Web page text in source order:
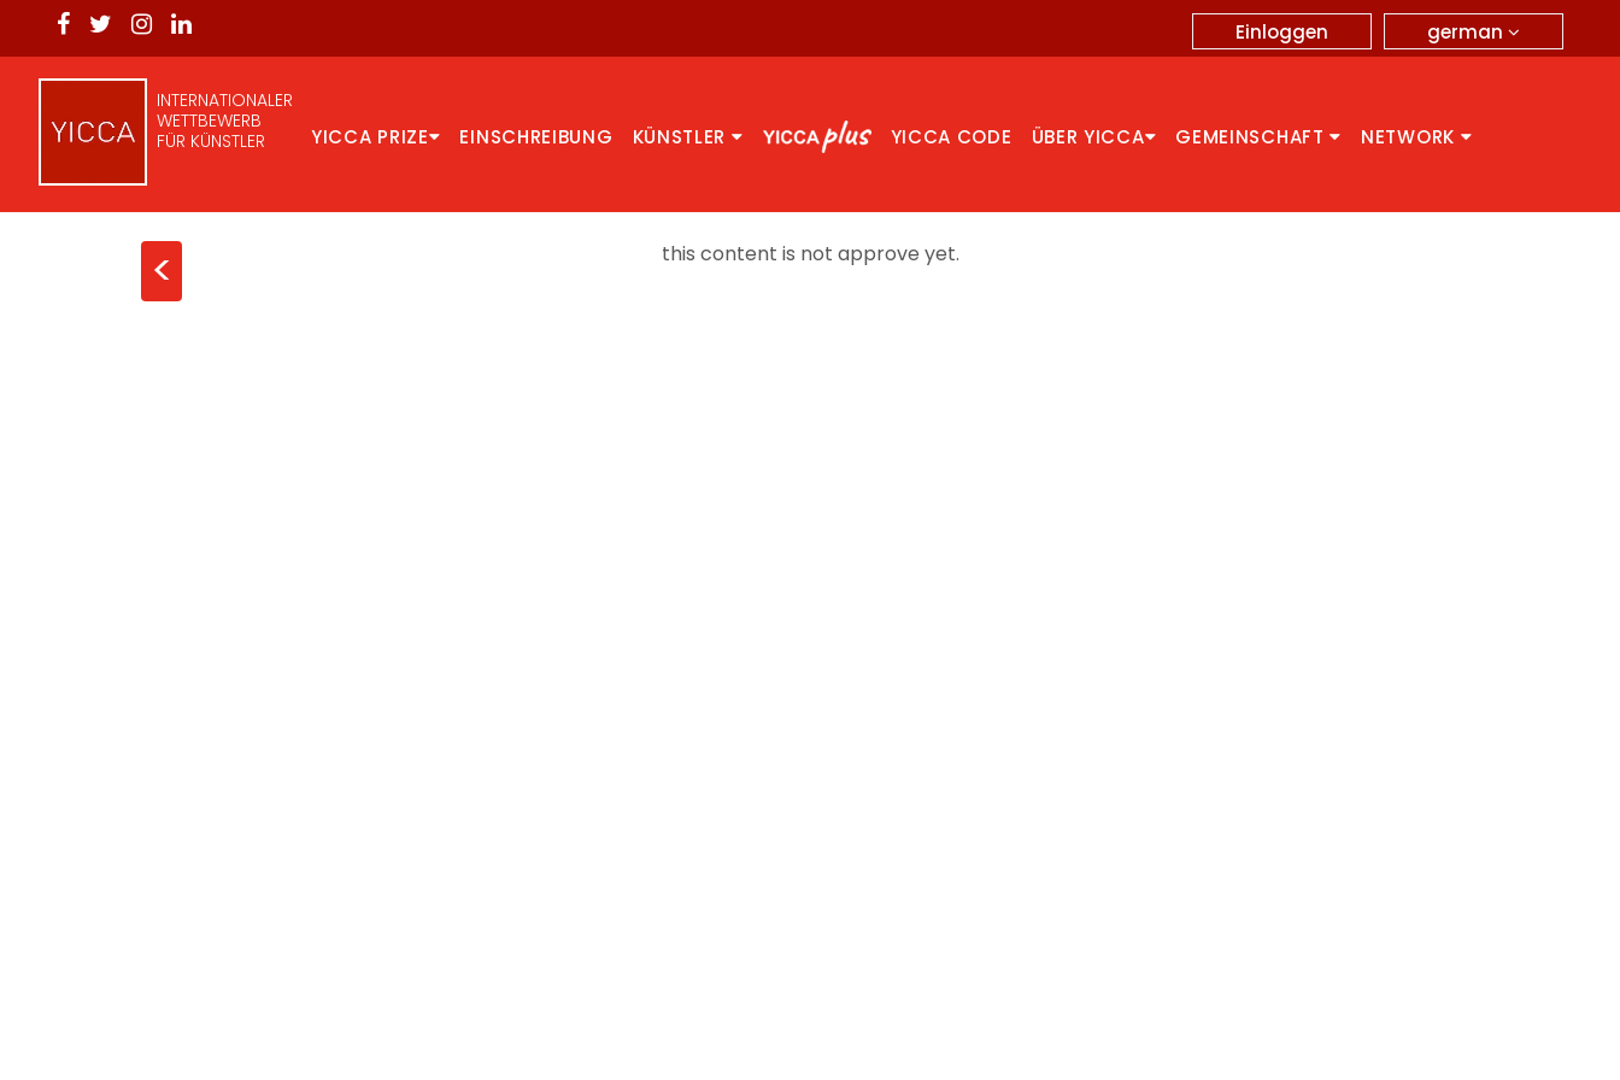
german
Einloggen
INTERNATIONALER
WETTBEWERB
FÜR KÜNSTLER
YICCA PRIZE EINSCHREIBUNG KÜNSTLER YICCA CODE ÜBER YICCA GEMEINSCHAFT NETWORK
< this content is not approve yet.